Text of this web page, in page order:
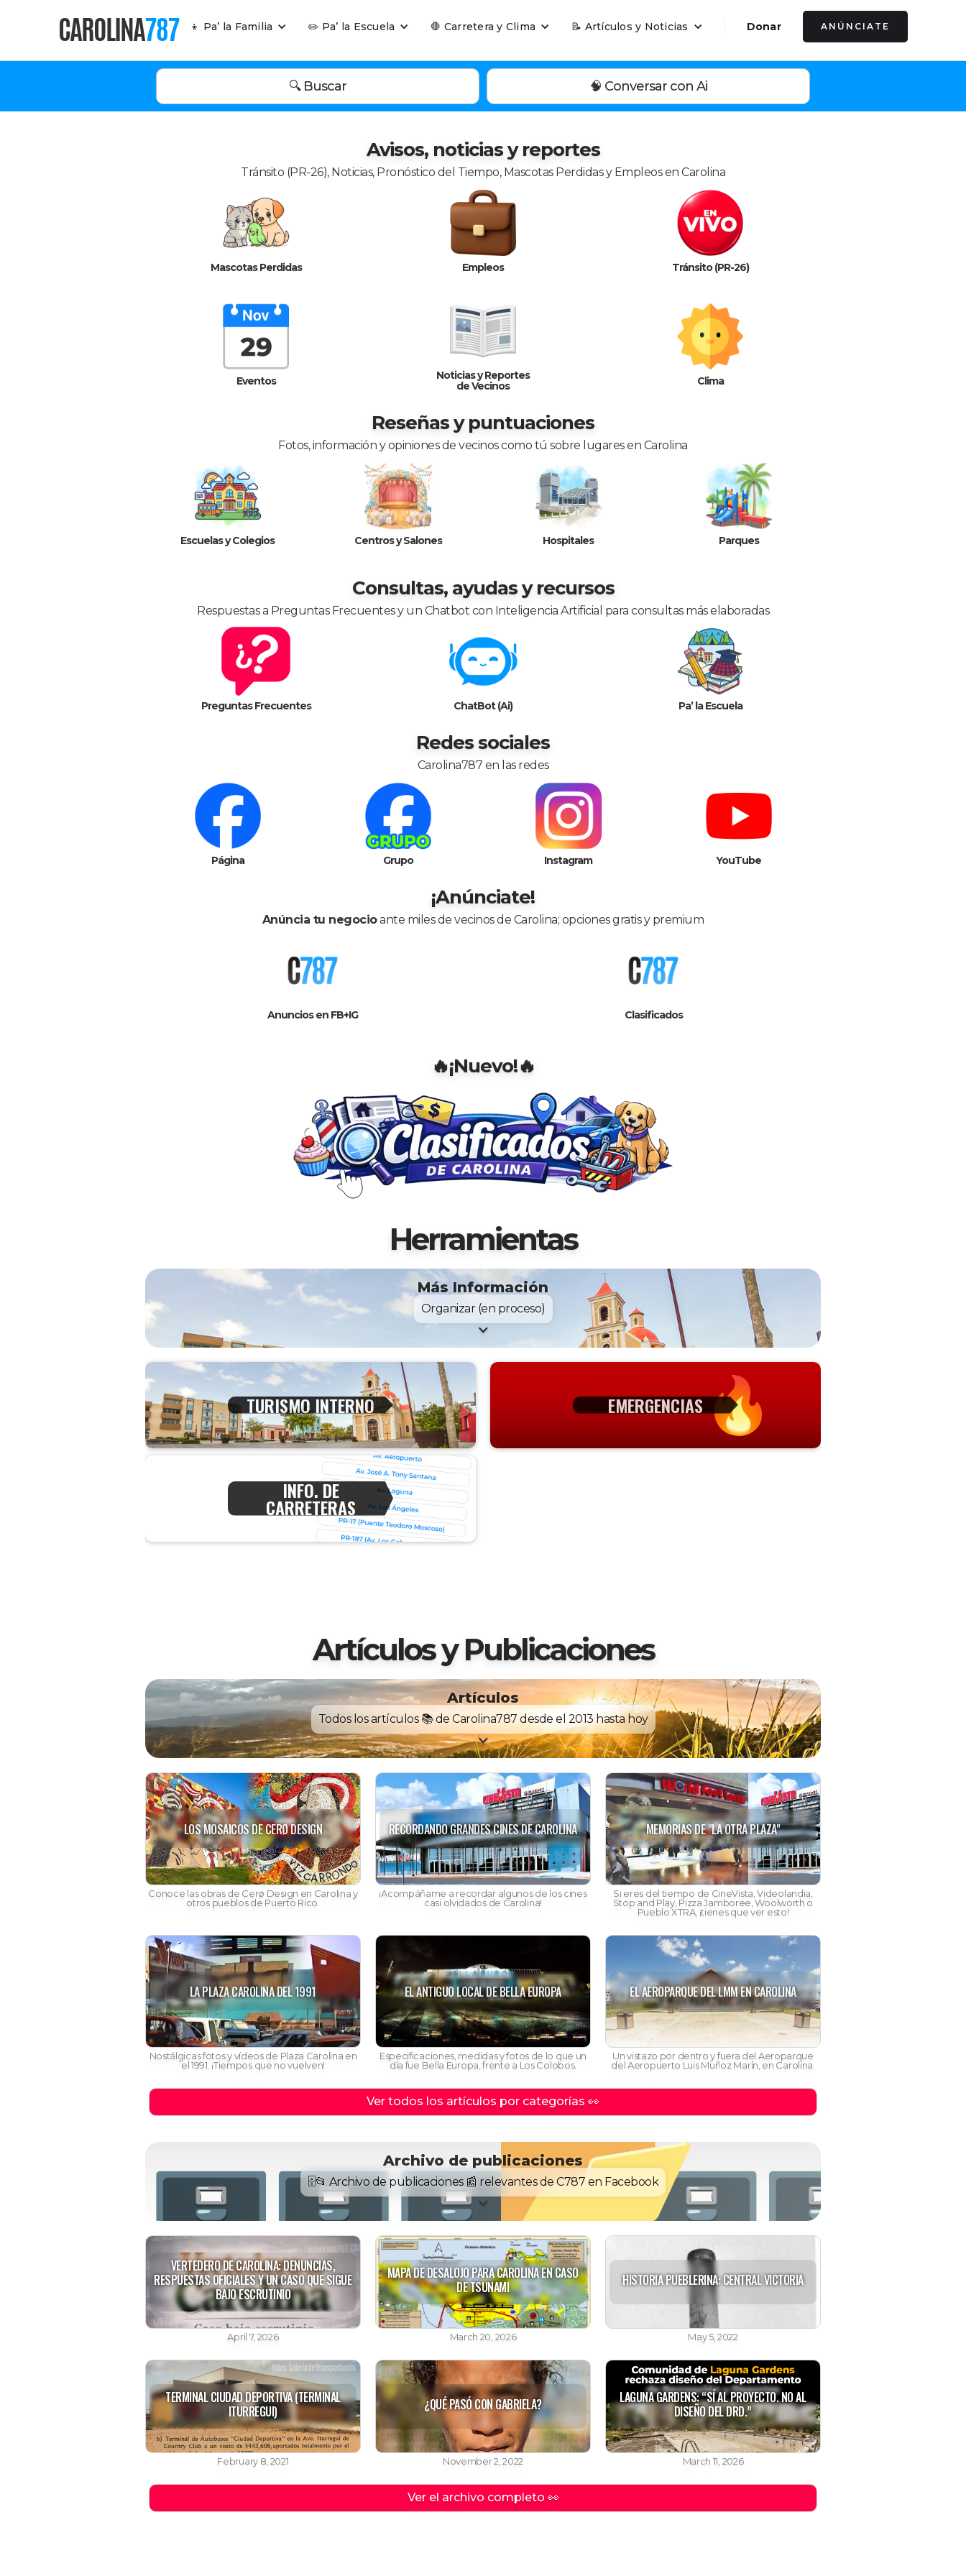
CAROLINA787 👦 Pa’ la Familia ✏️ Pa’ la Escuela 🛑 Carretera y Clima 📝 Artículos y Noticias Donar ANÚNCIATE
🔍 Buscar 🧠 Conversar con Ai
Avisos, noticias y reportes
Tránsito (PR-26), Noticias, Pronóstico del Tiempo, Mascotas Perdidas y Empleos en Carolina
Mascotas Perdidas Empleos Tránsito (PR-26)
Eventos
Noticias y Reportes
de Vecinos
Clima
Reseñas y puntuaciones
Fotos, información y opiniones de vecinos como tú sobre lugares en Carolina
Escuelas y Colegios Centros y Salones Hospitales Parques
Consultas, ayudas y recursos
Respuestas a Preguntas Frecuentes y un Chatbot con Inteligencia Artificial para consultas más elaboradas
Preguntas Frecuentes ChatBot (Ai) Pa’ la Escuela
Redes sociales
Carolina787 en las redes
Página Grupo Instagram YouTube
¡Anúnciate!
Anúncia tu negocioante miles de vecinos de Carolina; opciones gratis y premium
Anuncios en FB+IG Clasificados
🔥¡Nuevo!🔥
Herramientas
Más Información
Organizar (en proceso)
TURISMO INTERNO EMERGENCIAS
INFO. DE
CARRETERAS
Artículos y Publicaciones
Artículos
Todos los artículos 📚 de Carolina787 desde el 2013 hasta hoy
LOS MOSAICOS DE CERØ DESIGN
Conoce las obras de Cerø Design en Carolina y
otros pueblos de Puerto Rico.
RECORDANDO GRANDES CINES DE CAROLINA
¡Acompáñame a recordar algunos de los cines
casi olvidados de Carolina!
MEMORIAS DE "LA OTRA PLAZA"
Si eres del tiempo de CineVista, Videolandia,
Stop and Play, Pizza Jamboree, Woolworth o
Pueblo XTRA, ¡tienes que ver esto!
LA PLAZA CAROLINA DEL 1991
Nostálgicas fotos y vídeos de Plaza Carolina en
el 1991. ¡Tiempos que no vuelven!
EL ANTIGUO LOCAL DE BELLA EUROPA
Especificaciones, medidas y fotos de lo que un
día fue Bella Europa, frente a Los Colobos.
EL AEROPARQUE DEL LMM EN CAROLINA
Un vistazo por dentro y fuera del Aeroparque
del Aeropuerto Luis Muñoz Marín, en Carolina.
Ver todos los artículos por categorías 👀
Archivo de publicaciones
🗄️📂 Archivo de publicaciones 📰 relevantes de C787 en Facebook
VERTEDERO DE CAROLINA: DENUNCIAS,
RESPUESTAS OFICIALES Y UN CASO QUE SIGUE
BAJO ESCRUTINIO
April 7, 2026
MAPA DE DESALOJO PARA CAROLINA EN CASO
DE TSUNAMI
March 20, 2026
HISTORIA PUEBLERINA: CENTRAL VICTORIA
May 5, 2022
TERMINAL CIUDAD DEPORTIVA (TERMINAL
ITURREGUI)
February 8, 2021
¿QUÉ PASÓ CON GABRIELA?
November 2, 2022
LAGUNA GARDENS: “SÍ AL PROYECTO. NO AL
DISEÑO DEL DRD.”
March 11, 2026
Ver el archivo completo 👀